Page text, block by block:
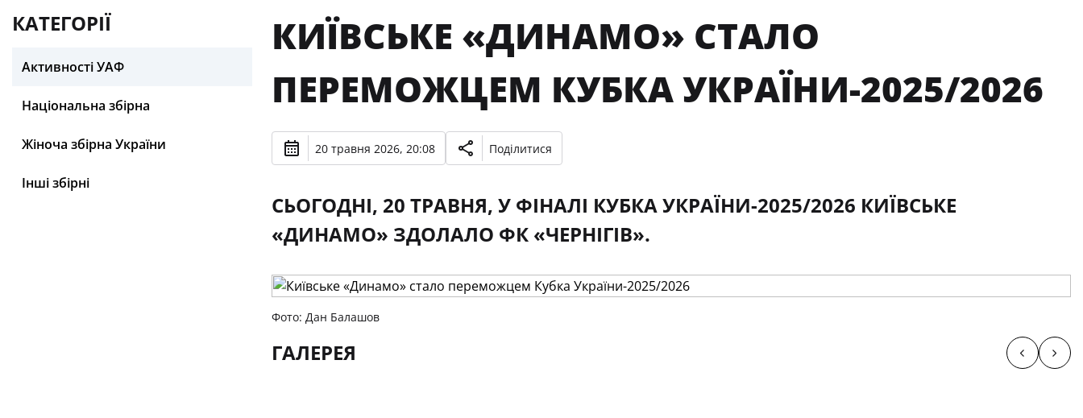
КАТЕГОРІЇ
Активності УАФ
Національна збірна
Жіноча збірна України
Інші збірні
КИЇВСЬКЕ «ДИНАМО» СТАЛО
ПЕРЕМОЖЦЕМ КУБКА УКРАЇНИ-2025/2026
20 травня 2026, 20:08 Поділитися
СЬОГОДНІ, 20 ТРАВНЯ, У ФІНАЛІ КУБКА УКРАЇНИ-2025/2026 КИЇВСЬКЕ
«ДИНАМО» ЗДОЛАЛО ФК «ЧЕРНІГІВ».
Фото: Дан Балашов
ГАЛЕРЕЯ